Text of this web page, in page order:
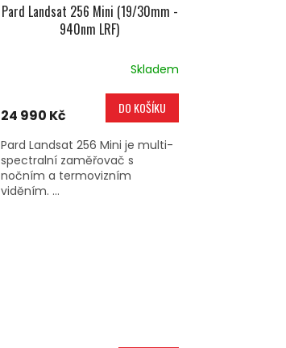
Pard Landsat 256 Mini (19/30mm -
940nm LRF)
Skladem
24 990 Kč DO KOŠÍKU
Pard Landsat 256 Mini je multi-
spectralní zaměřovač s
nočním a termovizním
viděním. ...